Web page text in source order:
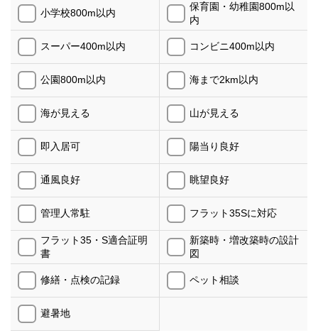
小学校800m以内
保育園・幼稚園800m以
内
スーパー400m以内 コンビニ400m以内
公園800m以内 海まで2km以内
海が見える 山が見える
即入居可 陽当り良好
通風良好 眺望良好
管理人常駐 フラット35Sに対応
フラット35・S適合証明
書
新築時・増改築時の設計
図
修繕・点検の記録 ペット相談
避暑地